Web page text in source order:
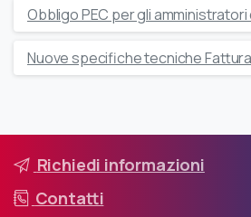
Obbligo PEC per gli
Nuove specifiche tecniche
Richiedi informazioni
Contatti